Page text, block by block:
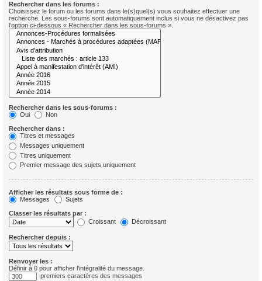
Rechercher dans les forums :
Choisissez le forum ou les forums dans le(s)quel(s) vous souhaitez effectuer une
recherche. Les sous-forums sont automatiquement inclus si vous ne désactivez pas
l’option ci-dessous « Rechercher dans les sous-forums ».
Rechercher dans les sous-forums :
Oui
Non
Rechercher dans :
Titres et messages
Messages uniquement
Titres uniquement
Premier message des sujets uniquement
Afficher les résultats sous forme de :
Messages
Sujets
Classer les résultats par :
Croissant
Décroissant
Rechercher depuis :
Renvoyer les :
Définir à 0 pour afficher l’intégralité du message.
premiers caractères des messages